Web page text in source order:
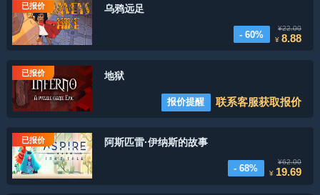
已报价 乌鸦远足
- 60%
¥22.00
¥8.88
已报价 地狱
报价提醒 联系客服获取报价
已报价 阿斯匹雷·伊纳斯的故事
- 68%
¥62.00
¥ 19.69